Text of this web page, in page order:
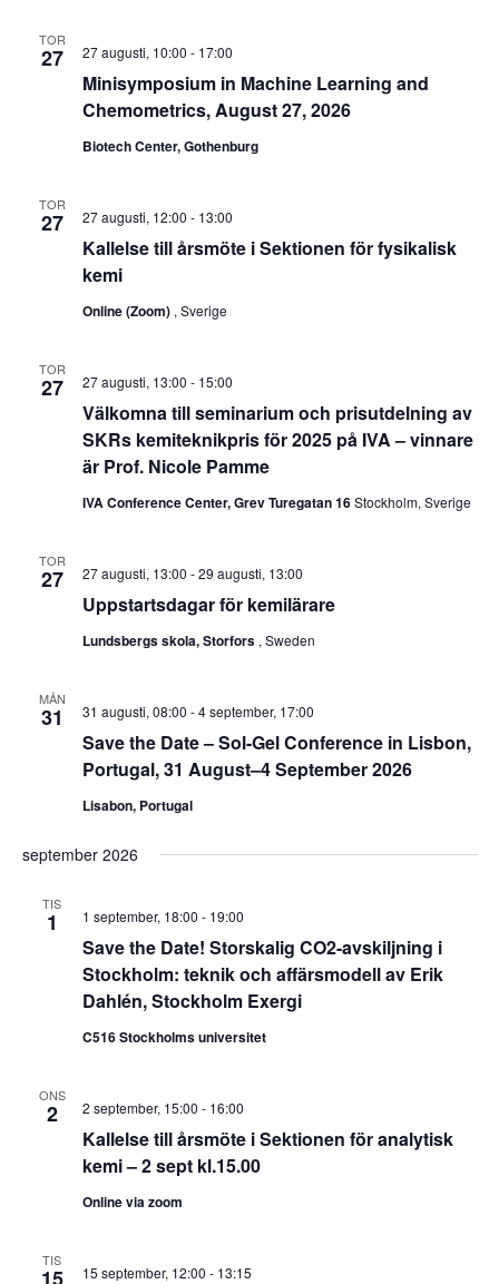
TOR
27
Minisymposium in Machine Learning and
Chemometrics, August 27, 2026
27 augusti, 10:00 - 17:00
Biotech Center, Gothenburg
TOR
27
Kallelse till årsmöte i Sektionen för fysikalisk
kemi
27 augusti, 12:00 - 13:00
Online (Zoom) , Sverige
TOR
27
Välkomna till seminarium och prisutdelning av
SKRs kemiteknikpris för 2025 på IVA – vinnare
är Prof. Nicole Pamme
27 augusti, 13:00 - 15:00
IVA Conference Center, Grev Turegatan 16Stockholm, Sverige
TOR
27
Uppstartsdagar för kemilärare
27 augusti, 13:00 -29 augusti, 13:00
Lundsbergs skola, Storfors , Sweden
MÅN
31
Save the Date – Sol-Gel Conference in Lisbon,
Portugal, 31 August–4 September 2026
31 augusti, 08:00 -4 september, 17:00
Lisabon, Portugal
september 2026
TIS
1
Save the Date! Storskalig CO2-avskiljning i
Stockholm: teknik och affärsmodell av Erik
Dahlén, Stockholm Exergi
1 september, 18:00 - 19:00
C516 Stockholms universitet
ONS
2
Kallelse till årsmöte i Sektionen för analytisk
kemi – 2 sept kl.15.00
2 september, 15:00 - 16:00
Online via zoom
TIS
15 september, 12:00 - 13:15